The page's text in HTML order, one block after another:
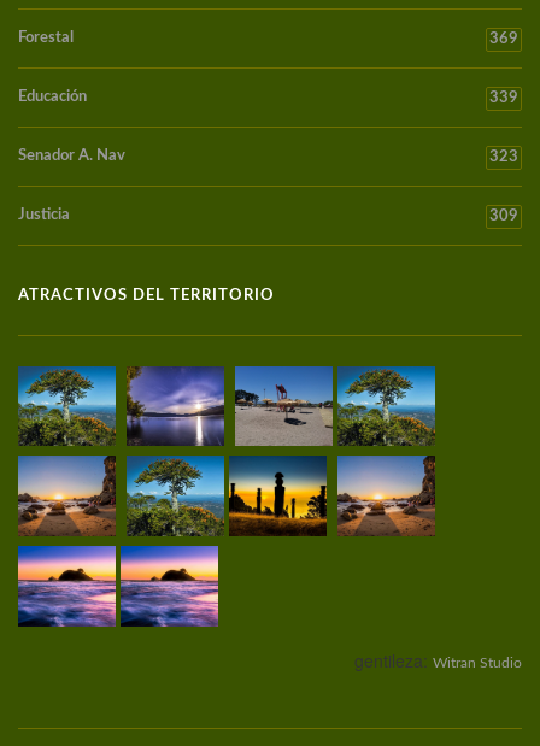
Forestal 369
Educación 339
Senador A. Nav 323
Justicia 309
ATRACTIVOS DEL TERRITORIO
gentileza: Witran Studio